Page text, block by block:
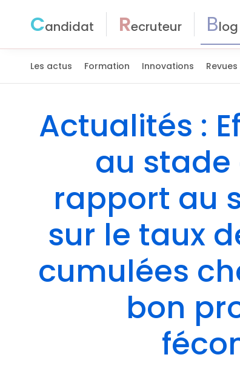
Candidat Recruteur Blog
Les actus Formation Innovations
Actualités :
au
rapport au
sur le taux
cumulées
bon